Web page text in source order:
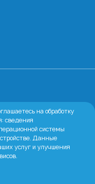
ВОДЯНАЯ
край, г.
на обработку
сведения
системы
Данные
услуг и улучшения